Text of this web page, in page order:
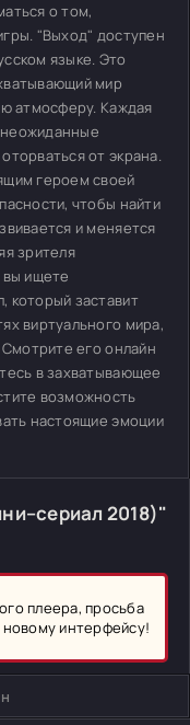
о том,
"Выход" доступен
языке. Это
мир
атмосферу. Каждая
от экрана.
героем своей
чтобы найти
и меняется
зрителя
вы ищете
который заставит
виртуального мира,
его онлайн
в захватывающее
возможность
настоящие эмоции
2018)"
плеера, просьба
интерфейсу!